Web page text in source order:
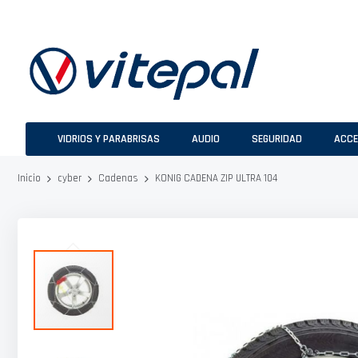
VIDRIOS Y PARABRISAS AUDIO SEGURIDAD
Inicio cyber Cadenas KONIG CADENA ZIP ULTRA 104
al
galería